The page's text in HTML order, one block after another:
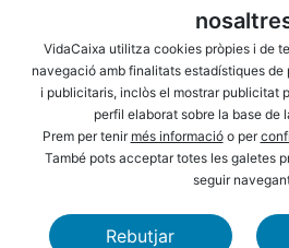
VidaCaixa utilitza cookies pròpies i de
navegació amb finalitats estadístiques de
i publicitaris, inclòs el mostrar publicitat
perfil elaborat sobre la base de
Prem per tenir més informacióo per
També pots acceptar totes les galetes
seguir
Rebutjar
ENLLAÇOS D'INTERÈS AVÍS
PRIVACITAT
CAIXABANK